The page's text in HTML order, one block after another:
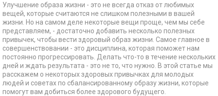
Улучшение образа жизни - это не всегда отказ от любимых
вещей, которые считаются не слишком полезными в вашей
жизни. Но на самом деле некоторые вещи проще, чем мы себе
представляем, - достаточно добавить несколько полезных
привычек, чтобы вести здоровый образ жизни. Самое главное в
совершенствовании - это дисциплина, которая поможет нам
постоянно прогрессировать. Делать что-то в течение нескольких
дней и ждать результата - это не то, что нужно. В этой статье мы
расскажем о некоторых здоровых привычках для молодых
людей и советах по сбалансированному образу жизни, которые
помогут вам добиться более здорового будущего.